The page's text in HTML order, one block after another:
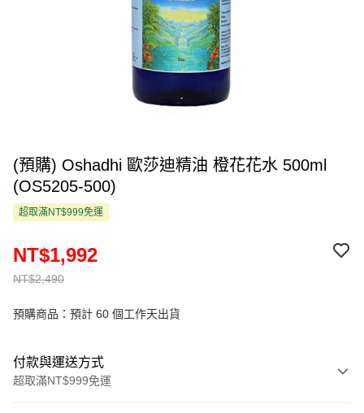
(預購) Oshadhi 歐莎迪精油 橙花花水 500ml
(OS5205-500)
超取滿NT$999免運
NT$2,490
NT$1,992
預購商品：預計 60 個工作天出貨
付款與運送方式
超取滿NT$999免運